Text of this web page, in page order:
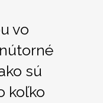
vo
sú
koľko